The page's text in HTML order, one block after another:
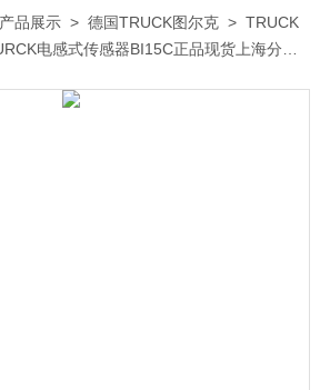
产品展示 >德国TRUCK图尔克 >TRUCK
电感式传感器BI15C正品现货上海分公